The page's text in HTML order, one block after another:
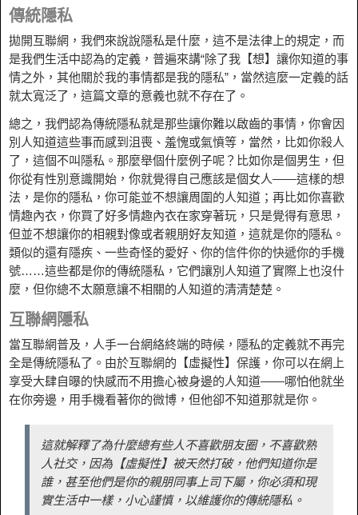
傳統隱私
拋開互聯網，我們來說說隱私是什麼，這不是法律上的規定，而
是我們生活中認為的定義，普遍來講“除了我【想】讓你知道的事
情之外，其他關於我的事情都是我的隱私”，當然這麼一定義的話
就太寬泛了，這篇文章的意義也就不存在了。
總之，我們認為傳統隱私就是那些讓你難以啟齒的事情，你會因
別人知道這些事而感到沮喪、羞愧或氣憤等，當然，比如你殺人
了，這個不叫隱私。那麼舉個什麼例子呢？比如你是個男生，但
你從有性別意識開始，你就覺得自己應該是個女人——這樣的想
法，是你的隱私，你可能並不想讓周圍的人知道；再比如你喜歡
情趣內衣，你買了好多情趣內衣在家穿著玩，只是覺得有意思，
但並不想讓你的相親對像或者親朋好友知道，這就是你的隱私。
類似的還有隱疾、一些奇怪的愛好、你的信件你的快遞你的手機
號……這些都是你的傳統隱私，它們讓別人知道了實際上也沒什
麼，但你總不太願意讓不相關的人知道的清清楚楚。
互聯網隱私
當互聯網普及，人手一台網絡終端的時候，隱私的定義就不再完
全是傳統隱私了。由於互聯網的【虛擬性】保護，你可以在網上
享受大肆自曝的快感而不用擔心被身邊的人知道——哪怕他就坐
在你旁邊，用手機看著你的微博，但他卻不知道那就是你。
這就解釋了為什麼總有些人不喜歡朋友圈，不喜歡熟
人社交，因為【虛擬性】被天然打破，他們知道你是
誰，甚至他們是你的親朋同事上司下屬，你必須和現
實生活中一樣，小心謹慎，以維護你的傳統隱私。